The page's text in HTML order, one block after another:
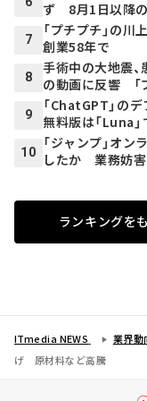
ず 8月1日以降の
7
「プチプチ」の川
創業58年で
8
手術中の大地震
の動画に反響 「
9
「ChatGPT」の
無料版は「Luna
10
「ジャンプ」オ
したか 業務妨
ランキングを
ITmedia NEWS 業界動
げ 原材料など高騰